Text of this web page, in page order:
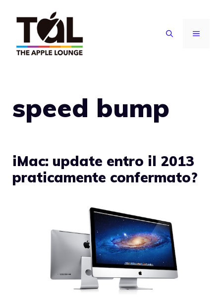
contenuto
MENU
speed bump
iMac: update entro il 2013
praticamente confermato?